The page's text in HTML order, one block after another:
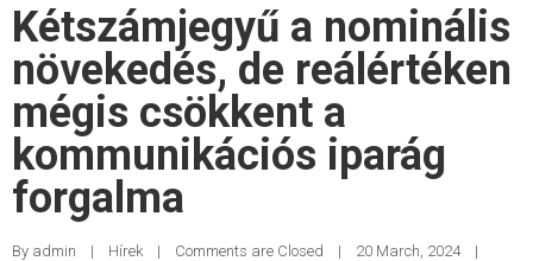
Kétszámjegyű a nominális
növekedés, de reálértéken
mégis csökkent a
kommunikációs iparág
forgalma
By admin | Hírek | Comments are Closed | 20 March, 2024 |